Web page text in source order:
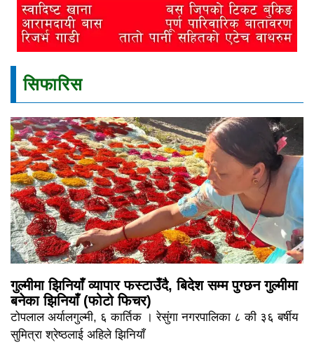
सिफारिस
गुल्मीमा झिनियाँ व्यापार फस्टाउँदै, बिदेश सम्म पुग्छन गुल्मीमा
बनेका झिनियाँ (फोटो फिचर)
टोपलाल अर्यालगुल्मी, ६ कार्तिक । रेसुंगा नगरपालिका ८ की ३६ बर्षीय
सुमित्रा श्रेष्ठलाई अहिले झिनियाँ